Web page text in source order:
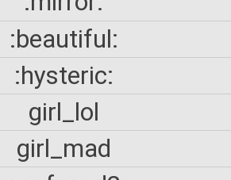
:beautiful:
:hysteric:
girl_lol
girl_mad